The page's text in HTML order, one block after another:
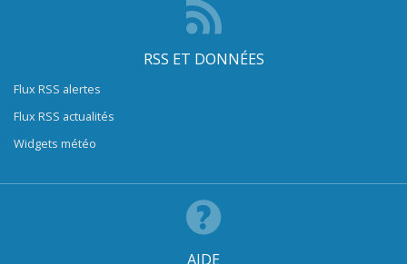
RSS ET DONNÉES
Flux RSS alertes
Flux RSS actualités
Widgets météo
AIDE